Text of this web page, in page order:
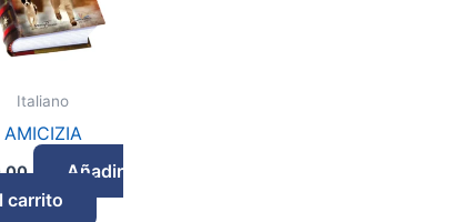
Italiano
AMICIZIA
Añadir
carrito